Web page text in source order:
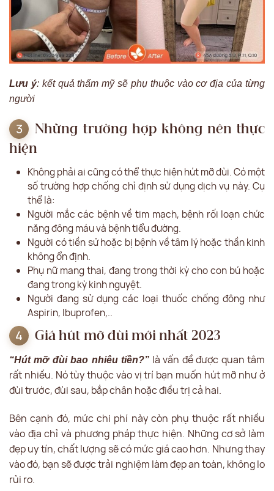
Lưu ý: kết quả thẩm mỹ sẽ phụ thuộc vào cơ địa của từng
người
Những trường hợp không nên thực
hiện
Không phải ai cũng có thể thực hiện hút mỡ đùi. Có một
số trường hợp chống chỉ định sử dụng dịch vụ này. Cụ
thể là:
Người mắc các bệnh về tim mạch, bệnh rối loạn chức
năng đông máu và bệnh tiểu đường.
Người có tiền sử hoặc bị bệnh về tâm lý hoặc thần kinh
không ổn định.
Phụ nữ mang thai, đang trong thời kỳ cho con bú hoặc
đang trong kỳ kinh nguyệt.
Người đang sử dụng các loại thuốc chống đông như
Aspirin, Ibuprofen,..
Giá hút mỡ đùi mới nhất 2023
“Hút mỡ đùi bao nhiêu tiền?” là vấn đề được quan tâm
rất nhiều. Nó tùy thuộc vào vị trí bạn muốn hút mỡ như ở
đùi trước, đùi sau, bắp chân hoặc điều trị cả hai.
Bên cạnh đó, mức chi phí này còn phụ thuộc rất nhiều
vào địa chỉ và phương pháp thực hiện. Những cơ sở làm
đẹp uy tín, chất lượng sẽ có mức giá cao hơn. Nhưng thay
vào đó, bạn sẽ được trải nghiệm làm đẹp an toàn, không lo
rủi ro.